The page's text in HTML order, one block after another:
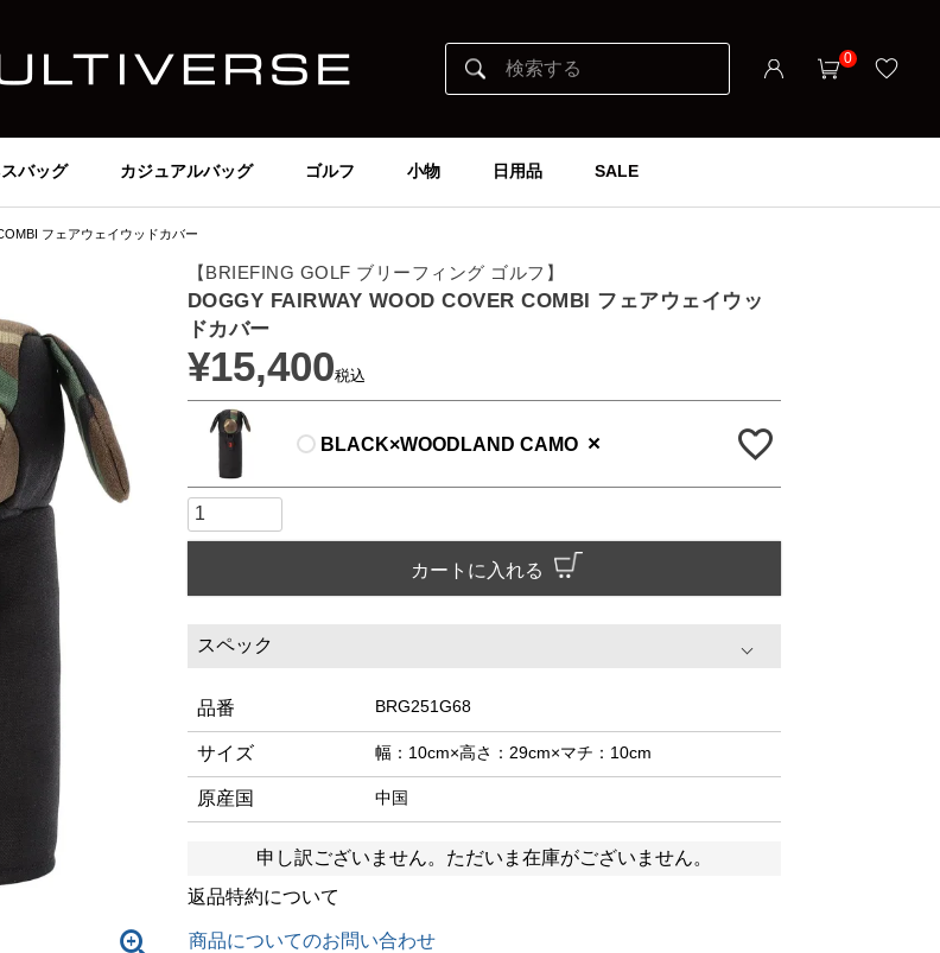
0
バッグ カジュアルバッグ ゴルフ 小物 日用品 SALE
フェアウェイウッドカバー
【BRIEFING GOLF ブリーフィング ゴルフ】
DOGGY FAIRWAY WOOD COVER COMBI フェアウェイウッ
ドカバー
¥15,400税込
BLACK×WOODLAND CAMO ×
カートに入れる
スペック
品番 BRG251G68
サイズ 幅：10cm×高さ：29cm×マチ：10cm
原産国 中国
申し訳ございません。ただいま在庫がございません。
返品特約について
商品についてのお問い合わせ